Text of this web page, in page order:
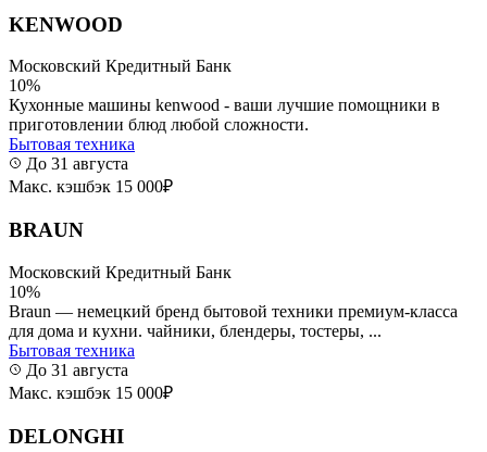
KENWOOD
Московский Кредитный Банк
10%
Кухонные машины kenwood - ваши лучшие помощники в
приготовлении блюд любой сложности.
Бытовая техника
До 31 августа
Макс. кэшбэк 15 000₽
BRAUN
Московский Кредитный Банк
10%
Braun — немецкий бренд бытовой техники премиум-класса
для дома и кухни. чайники, блендеры, тостеры, ...
Бытовая техника
До 31 августа
Макс. кэшбэк 15 000₽
DELONGHI